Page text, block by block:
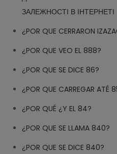
ЗАЛЕЖНОСТІ В ІНТЕРНЕТІ
¿POR QUE CERRARON
¿POR QUE VEO EL 888?
¿POR QUE SE DICE 86?
¿POR QUE CARREGAR ATÉ
¿POR QUÉ ¿Y EL 84?
¿POR QUE SE LLAMA 840?
¿POR QUE SE DICE 840?